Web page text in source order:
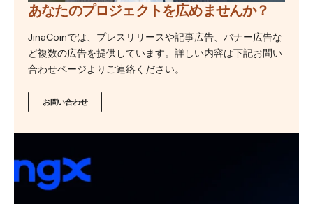
あなたのプロジェクトを広めませんか？
JinaCoinでは、プレスリリースや記事広告、バナー広告な
ど複数の広告を提供しています。詳しい内容は下記お問い
合わせページよりご連絡ください。
お問い合わせ